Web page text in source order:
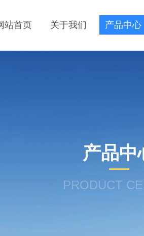
站首页 关于我们 产品中心
产品中
PRODUCT